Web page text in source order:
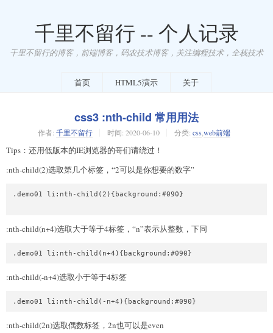
千里不留行 -- 个人记录
千里不留行的博客，前端博客，码农技术博客，关注编程技术，全栈技术
首页 HTML5演示 关于
css3 :nth-child 常用用法
作者: 千里不留行 时间: 2020-06-10 分类: css web前端
Tips：还用低版本的IE浏览器的哥们请绕过！
:nth-child(2)选取第几个标签，“2可以是你想要的数字”
.demo01 li:nth-child(2){background:#090}
:nth-child(n+4)选取大于等于4标签，“n”表示从整数，下同
:nth-child(-n+4)选取小于等于4标签
:nth-child(2n)选取偶数标签，2n也可以是even